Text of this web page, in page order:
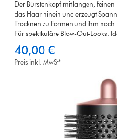
Der Bürstenkopf mit langen, feinen
das Haar hinein und erzeugt
Trocknen zu Formen und ihm
Für spektkuläre Blow-Out-Looks.
40,00 €
Preis inkl. MwSt*